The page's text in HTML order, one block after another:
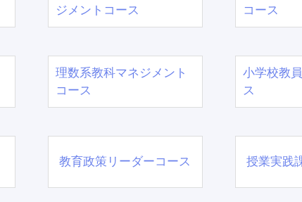
ジメントコース
コース
理数系教科マネジメント
コース
小学校教
ス
教育政策リーダーコース 授業実践